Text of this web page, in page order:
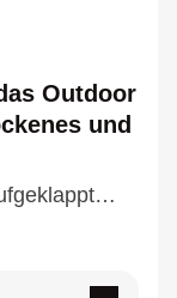
Outdoor
und